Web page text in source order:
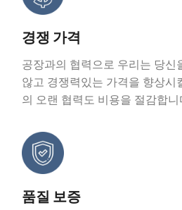
경쟁 가격
공장과의 협력으로 우리는 당신
않고 경쟁력있는 가격을 향상시
의 오랜 협력도 비용을 절감합니
품질 보증